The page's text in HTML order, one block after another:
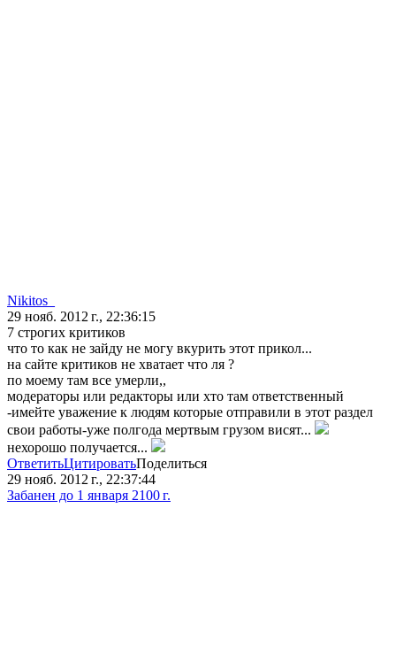
Nikitos_
29 нояб. 2012 г., 22:36:15
7 строгих критиков
что то как не зайду не могу вкурить этот прикол...
на сайте критиков не хватает что ля ?
по моему там все умерли,,
модераторы или редакторы или хто там ответственный
-имейте уважение к людям которые отправили в этот раздел
свои работы-уже полгода мертвым грузом висят...
нехорошо получается...
ОтветитьЦитироватьПоделиться
29 нояб. 2012 г., 22:37:44
Забанен до 1 января 2100 г.